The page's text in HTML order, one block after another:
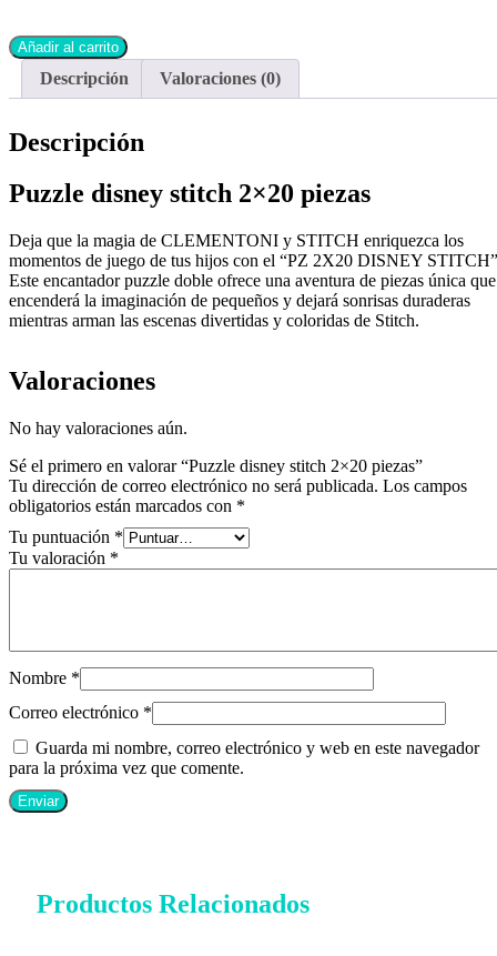
Añadir al carrito
Descripción Valoraciones (0)
Descripción
Puzzle disney stitch 2×20 piezas
Deja que la magia de CLEMENTONI y STITCH enriquezca los
momentos de juego de tus hijos con el “PZ 2X20 DISNEY
Este encantador puzzle doble ofrece una aventura de piezas única que
encenderá la imaginación de pequeños y dejará sonrisas duraderas
mientras arman las escenas divertidas y coloridas de Stitch.
Valoraciones
No hay valoraciones aún.
Sé el primero en valorar “Puzzle disney stitch 2×20 piezas”
Tu dirección de correo electrónico no será publicada. Los campos
obligatorios están marcados con *
Tu puntuación *
Tu valoración *
Nombre *
Correo electrónico *
Guarda mi nombre, correo electrónico y web en este navegador
para la próxima vez que comente.
Productos Relacionados